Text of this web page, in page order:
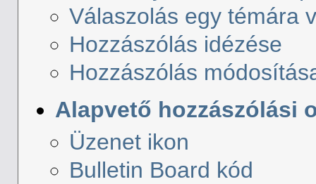
Válaszolás egy témára
Hozzászólás idézése
Hozzászólás
Alapvető hozzászólási
Üzenet ikon
Bulletin Board kód